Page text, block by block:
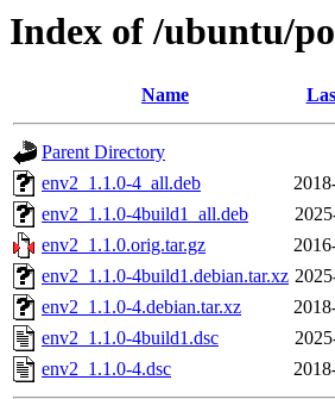
Index of /ubuntu/
Name
Parent Directory
env2_1.1.0-4_all.deb
env2_1.1.0-4build1_all.deb
env2_1.1.0.orig.tar.gz
env2_1.1.0-4build1.debian.tar.xz
env2_1.1.0-4.debian.tar.xz
env2_1.1.0-4build1.dsc
env2_1.1.0-4.dsc